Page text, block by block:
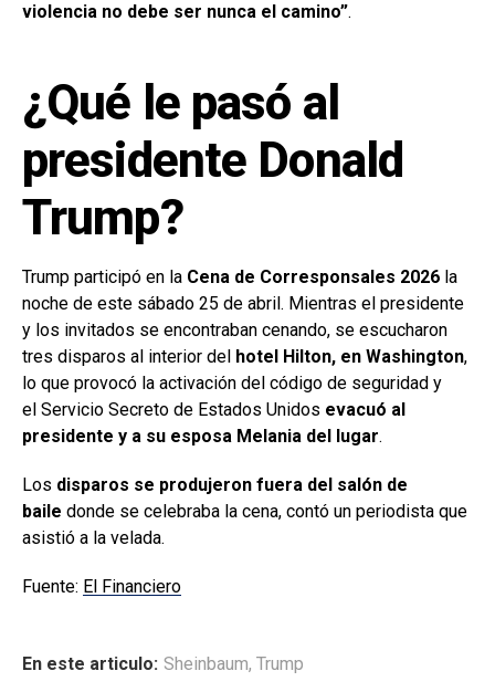
violencia no debe ser nunca el camino”.
¿Qué le pasó al
presidente Donald
Trump?
Trump participó en la Cena de Corresponsales 2026 la
noche de este sábado 25 de abril. Mientras el presidente
y los invitados se encontraban cenando, se escucharon
tres disparos al interior del hotel Hilton, en Washington,
lo que provocó la activación del código de seguridad y
el Servicio Secreto de Estados Unidos evacuó al
presidente y a su esposa Melania del lugar.
Los disparos se produjeron fuera del salón de
baile donde se celebraba la cena, contó un periodista que
asistió a la velada.
Fuente: El Financiero
En este articulo: Sheinbaum, Trump